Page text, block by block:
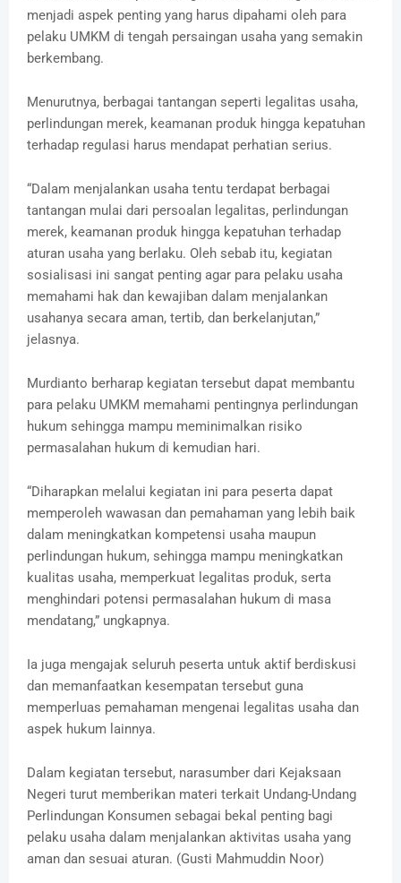
menjadi aspek penting yang harus dipahami oleh para
pelaku UMKM di tengah persaingan usaha yang semakin
berkembang.
Menurutnya, berbagai tantangan seperti legalitas usaha,
perlindungan merek, keamanan produk hingga kepatuhan
terhadap regulasi harus mendapat perhatian serius.
“Dalam menjalankan usaha tentu terdapat berbagai
tantangan mulai dari persoalan legalitas, perlindungan
merek, keamanan produk hingga kepatuhan terhadap
aturan usaha yang berlaku. Oleh sebab itu, kegiatan
sosialisasi ini sangat penting agar para pelaku usaha
memahami hak dan kewajiban dalam menjalankan
usahanya secara aman, tertib, dan berkelanjutan,”
jelasnya.
Murdianto berharap kegiatan tersebut dapat membantu
para pelaku UMKM memahami pentingnya perlindungan
hukum sehingga mampu meminimalkan risiko
permasalahan hukum di kemudian hari.
“Diharapkan melalui kegiatan ini para peserta dapat
memperoleh wawasan dan pemahaman yang lebih baik
dalam meningkatkan kompetensi usaha maupun
perlindungan hukum, sehingga mampu meningkatkan
kualitas usaha, memperkuat legalitas produk, serta
menghindari potensi permasalahan hukum di masa
mendatang,” ungkapnya.
Ia juga mengajak seluruh peserta untuk aktif berdiskusi
dan memanfaatkan kesempatan tersebut guna
memperluas pemahaman mengenai legalitas usaha dan
aspek hukum lainnya.
Dalam kegiatan tersebut, narasumber dari Kejaksaan
Negeri turut memberikan materi terkait Undang-Undang
Perlindungan Konsumen sebagai bekal penting bagi
pelaku usaha dalam menjalankan aktivitas usaha yang
aman dan sesuai aturan. (Gusti Mahmuddin Noor)